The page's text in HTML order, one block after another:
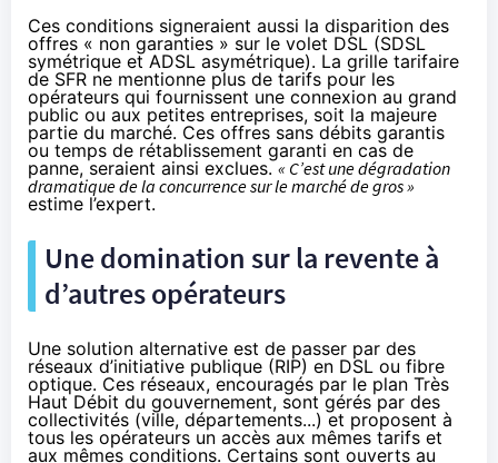
Ces conditions signeraient aussi la disparition des
offres « non garanties » sur le volet DSL (SDSL
symétrique et ADSL asymétrique). La grille tarifaire
de SFR ne mentionne plus de tarifs pour les
opérateurs qui fournissent une connexion au grand
public ou aux petites entreprises, soit la majeure
partie du marché. Ces offres sans débits garantis
ou temps de rétablissement garanti en cas de
panne, seraient ainsi exclues.« C’est une dégradation
dramatique de la concurrence sur le marché de gros »
estime l’expert.
Une domination sur la revente à
d’autres opérateurs
Une solution alternative est de passer par des
réseaux d’initiative publique (RIP) en DSL ou fibre
optique. Ces réseaux, encouragés par le plan Très
Haut Débit du gouvernement, sont gérés par des
collectivités (ville, départements...) et proposent à
tous les opérateurs un accès aux mêmes tarifs et
aux mêmes conditions. Certains sont ouverts au